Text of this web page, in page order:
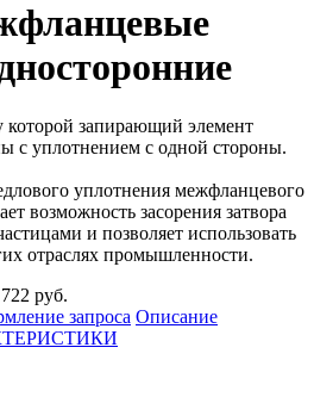
которой запирающий элемент
с уплотнением с одной стороны.
уплотнения межфланцевого
возможность засорения затвора
и позволяет использовать
отраслях промышленности.
руб.
запроса Описание